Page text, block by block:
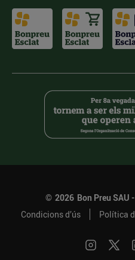
© 2026 Bon Preu SAU
Condicions d’ús
Política